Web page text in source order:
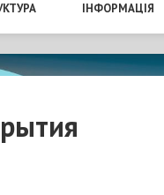
ІНФОРМАЦІЯ